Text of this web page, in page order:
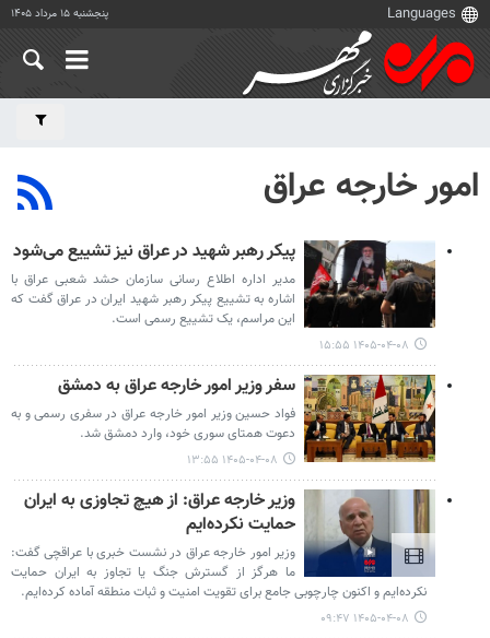
پنجشنبه ۱۵ مرداد ۱۴۰۵
امور خارجه عراق
پیکر رهبر شهید در عراق نیز تشییع می‌شود
مدیر اداره اطلاع رسانی سازمان حشد شعبی عراق با
اشاره به تشییع پیکر رهبر شهید ایران در عراق گفت که
این مراسم، یک تشییع رسمی است.
۱۴۰۵-۰۴-۰۸ ۱۵:۵۵
سفر وزیر امور خارجه عراق به دمشق
فواد حسین وزیر امور خارجه عراق در سفری رسمی و به
دعوت همتای سوری خود، وارد دمشق شد.
۱۴۰۵-۰۴-۰۸ ۱۳:۵۵
وزیر خارجه عراق: از هیچ تجاوزی به ایران
حمایت نکرده‌ایم
وزیر امور خارجه عراق در نشست خبری با عراقچی گفت:
ما هرگز از گسترش جنگ یا تجاوز به ایران حمایت
نکرده‌ایم و اکنون چارچوبی جامع برای تقویت امنیت و ثبات منطقه آماده کرده‌ایم.
۱۴۰۵-۰۴-۰۸ ۰۹:۴۷